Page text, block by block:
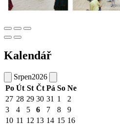
Kalendář
Srpen2026
Po Út St Čt Pá So Ne
27 28 29 30 31 1
2
3
4 5 6 7 8
9
10 11 12 13 14 15 16